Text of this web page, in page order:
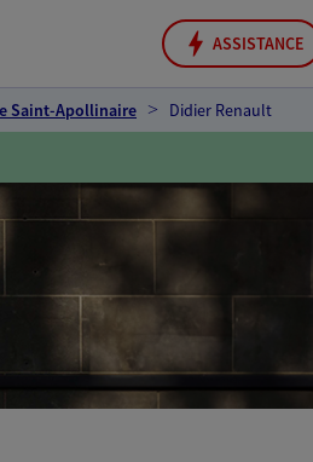
ASSISTANCE
Saint-Apollinaire Didier Renault